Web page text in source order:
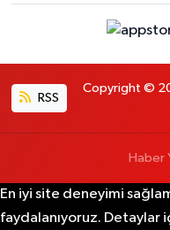
RSS
Copyright ©
Haber
En iyi site deneyimi
faydalanıyoruz. Detaylar